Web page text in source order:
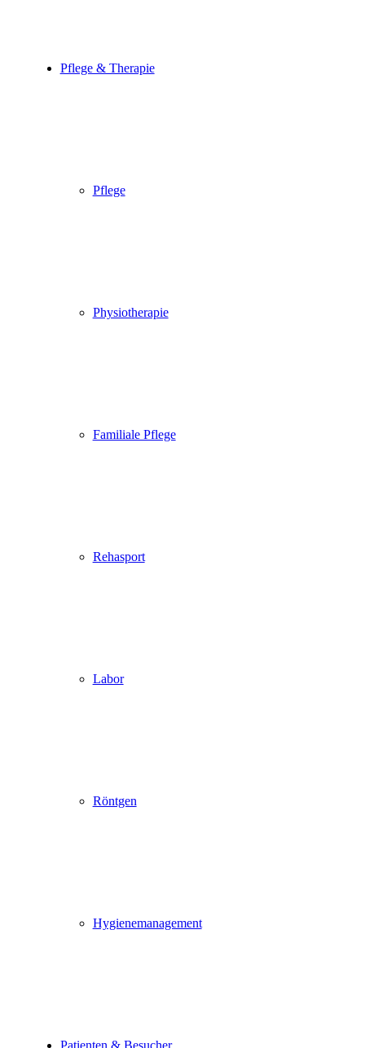
Pflege & Therapie
Pflege
Physiotherapie
Familiale Pflege
Rehasport
Labor
Röntgen
Hygienemanagement
Patienten & Besucher